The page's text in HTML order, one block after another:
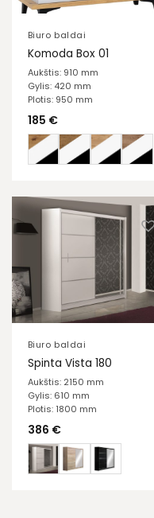
Biuro baldai
Komoda Box 01
Aukštis: 910 mm
Gylis: 420 mm
Plotis: 950 mm
185 €
Biuro baldai
Spinta Vista 180
Aukštis: 2150 mm
Gylis: 610 mm
Plotis: 1800 mm
386 €